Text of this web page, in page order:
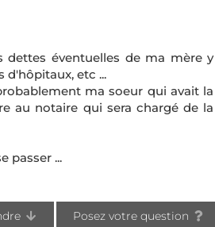
dettes éventuelles de ma mère y
d'hôpitaux, etc ...
ma soeur qui avait la
au notaire qui sera chargé de la
passer ...
Posez votre question